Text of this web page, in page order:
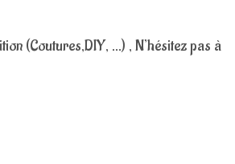
(Coutures,DIY, …) , N’hésitez pas à